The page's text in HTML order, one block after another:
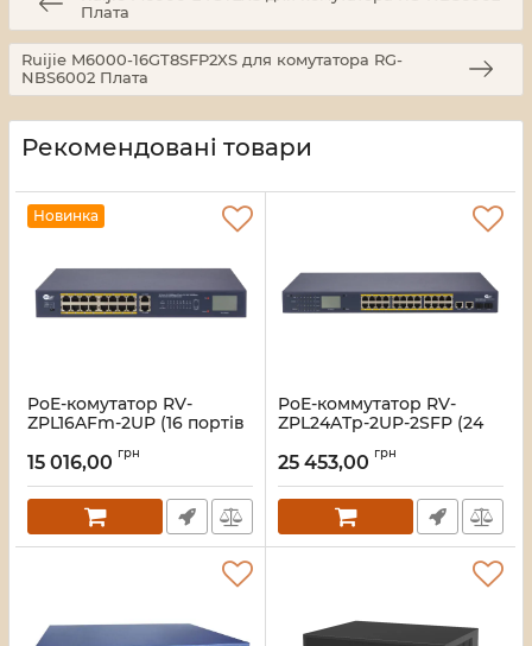
Плата
Ruijie M6000-16GT8SFP2XS для комутатора RG-
NBS6002 Плата
Рекомендовані товари
Новинка
PoE-комутатор RV-
ZPL16AFm-2UP (16 портів
дисплеєм
Артикул:A000283
15 016,00 грн
PoE-коммутатор RV-
ZPL24ATp-2UP-2SFP (24
повышенной мощности,
Артикул:A000281
25 453,00 грн